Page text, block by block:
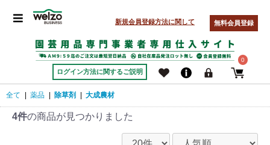
新規会員登録方法に関して 無料会員登録
ログイン方法に関するご説明
0
全て | 薬品 | 除草剤 | 大成農材
4件の商品が見つかりました